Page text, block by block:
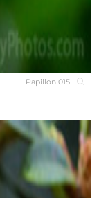
Papillon 015